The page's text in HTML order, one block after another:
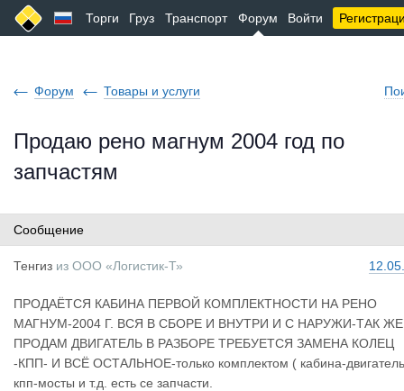
Торги Груз Транспорт Форум Войти
Форум Товары и услуги
Продаю рено магнум 2004 год по
запчастям
Сообщение
Тенгиз из ООО «Логистик-Т»
ПРОДАЁТСЯ КАБИНА ПЕРВОЙ КОМПЛЕКТНОСТИ НА РЕНО
МАГНУМ-2004 Г. ВСЯ В СБОРЕ И ВНУТРИ И С НАРУЖИ-ТАК ЖЕ
ПРОДАМ ДВИГАТЕЛЬ В РАЗБОРЕ ТРЕБУЕТСЯ ЗАМЕНА КОЛЕЦ
-КПП- И ВСЁ ОСТАЛЬНОЕ-только комплектом ( кабина-
кпп-мосты и т.д. есть се запчасти.